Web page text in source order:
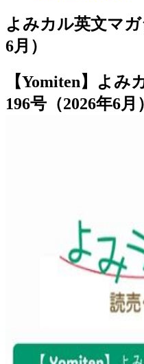
よみカル英文マガ
6月）
【Yomiten】よ
196号（2026年6月）